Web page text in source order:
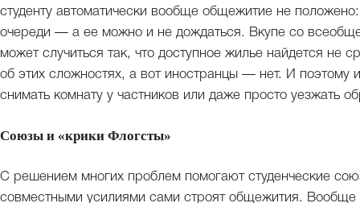
студенту автоматически вообще общежитие не
очереди — а ее можно и не дождаться. Вкупе со
может случиться так, что доступное жилье найдется
об этих сложностях, а вот иностранцы — нет. И поэтому
снимать комнату у частников или даже просто уезжать
Союзы и «крики Флогсты»
С решением многих проблем помогают студенческие
совместными усилиями сами строят общежития. Вообще